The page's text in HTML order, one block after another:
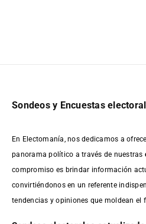
Sondeos y Encuestas
En Electomanía, nos dedicamos a
panorama político a través de nuestras
compromiso es brindar información
convirtiéndonos en un referente
tendencias y opiniones que moldean el